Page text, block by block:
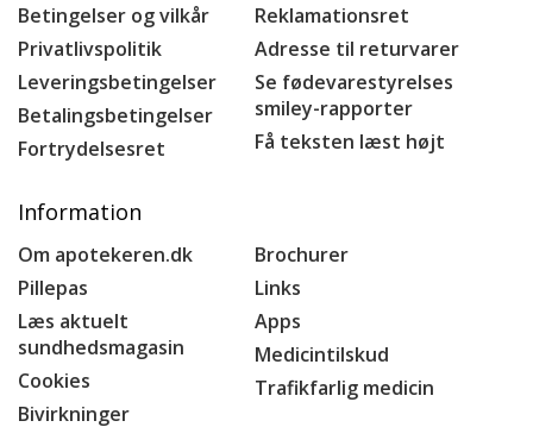
Betingelser og vilkår
Privatlivspolitik
Leveringsbetingelser
Betalingsbetingelser
Fortrydelsesret
Reklamationsret
Adresse til returvarer
Se fødevarestyrelses
smiley-rapporter
Få teksten læst højt
Information
Om apotekeren.dk
Pillepas
Læs aktuelt
sundhedsmagasin
Cookies
Bivirkninger
Brochurer
Links
Apps
Medicintilskud
Trafikfarlig medicin